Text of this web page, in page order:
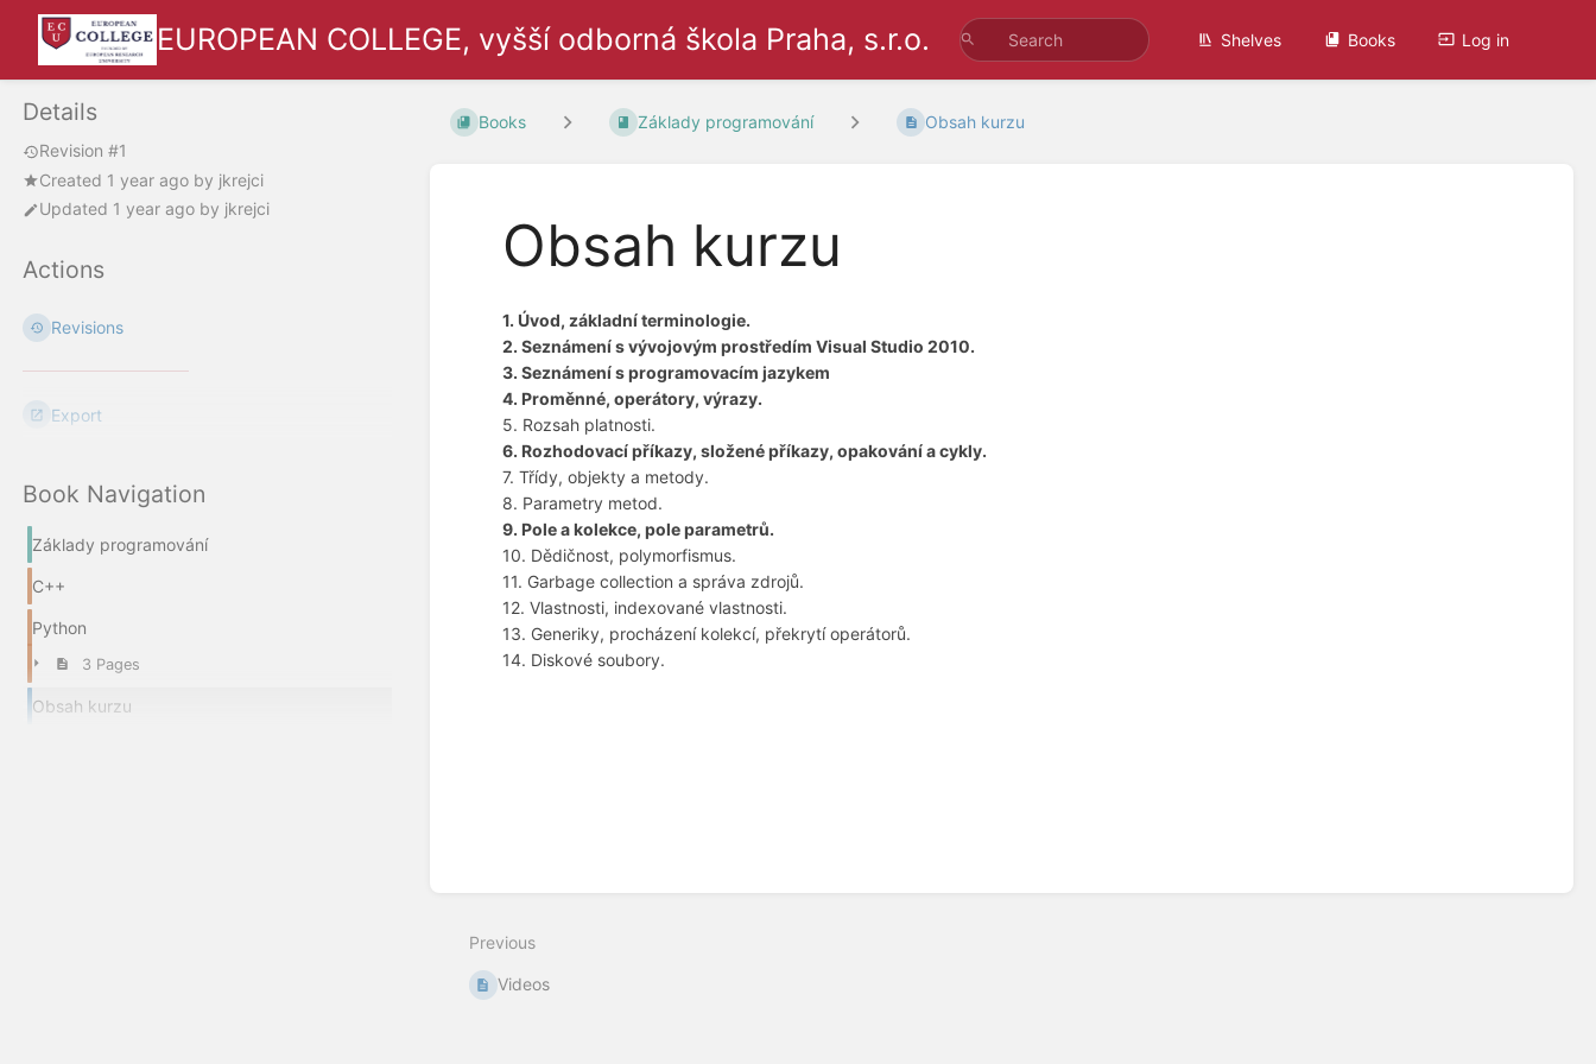
EUROPEAN COLLEGE, vyšší odborná škola Praha, s.r.o. Shelves Books Log in
Details
Revision #1
Created 1 year ago by jkrejci
Updated 1 year ago by jkrejci
Actions
Revisions
Export
Book Navigation
Základy programování
C++
Python
3 Pages
Obsah kurzu
Books Základy programování Obsah kurzu
Obsah kurzu
1. Úvod, základní terminologie.
2. Seznámení s vývojovým prostředím Visual Studio 2010.
3. Seznámení s programovacím jazykem
4. Proměnné, operátory, výrazy.
5. Rozsah platnosti.
6. Rozhodovací příkazy, složené příkazy, opakování a cykly.
7. Třídy, objekty a metody.
8. Parametry metod.
9. Pole a kolekce, pole parametrů.
10. Dědičnost, polymorfismus.
11. Garbage collection a správa zdrojů.
12. Vlastnosti, indexované vlastnosti.
13. Generiky, procházení kolekcí, překrytí operátorů.
14. Diskové soubory.
Previous
Videos